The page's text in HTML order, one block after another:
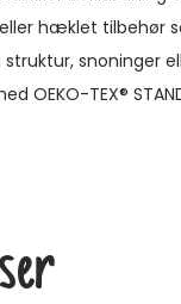
hæklet tilbehør
snoninger
OEKO-TEX®